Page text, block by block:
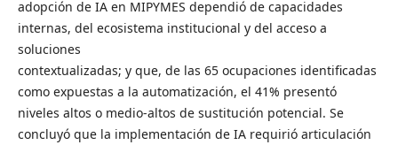
adopción de IA en MIPYMES dependió de capacidades
internas, del ecosistema institucional y del acceso a
soluciones
contextualizadas; y que, de las 65 ocupaciones identificadas
como expuestas a la automatización, el 41% presentó
niveles altos o medio-altos de sustitución potencial. Se
concluyó que la implementación de IA requirió articulación